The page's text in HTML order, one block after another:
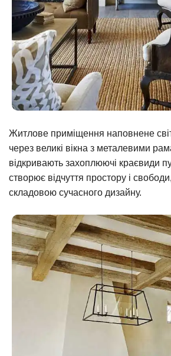
Житлове приміщення наповнене
через великі вікна з металевими
відкривають захоплюючі краєвиди
створює відчуття простору і
складовою сучасного дизайну.